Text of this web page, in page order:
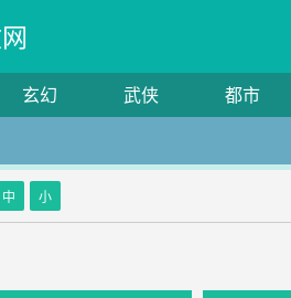
玄幻 武侠 都市
中 小